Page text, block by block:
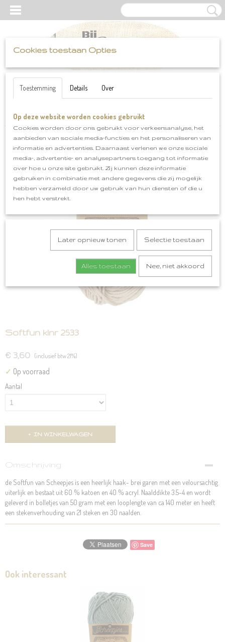
Inloggen Registreren UW WINKELWAGEN
Home >Scheepjes>Softfun>Softfun klnr 2533
Softfun klnr 2533
€ 3,60 (inclusief btw 21%)
✓ Op voorraad
Aantal
IN WINKELWAGEN
Omschrijving
de Softfun van Scheepjes is een heerlijk haak- brei garen met een veloursachtig
uiterlijk en bestaat uit 60 % katoen en 40 % acryl. Naalddikte 3.5-4 en wordt
geleverd in bolletjes van 50 gram met een looplengte van ca 140 meter en heeft
een stekenverhouding van 21 steken en 30 naalden.
Save
Ook interessant
Cookies toestaan Opties
Toestemming Details Over
Op deze website worden cookies gebruikt
Cookies worden door ons gebruikt voor verkeersanalyse, het
aanbieden van sociale media-functies en het personaliseren van
informatie en advertenties. Daarnaast verlenen we onze sociale
media-, advertentie- en analysepartners toegang tot informatie
over hoe u onze site gebruikt. Zij kunnen deze informatie
gebruiken in combinatie met andere gegevens die zij mogelijk
hebben verzameld door uw gebruik van hun diensten of die u
hen hebt verstrekt.
Later opnieuw tonen Selectie toestaan
Alles toestaan Nee, niet akkoord